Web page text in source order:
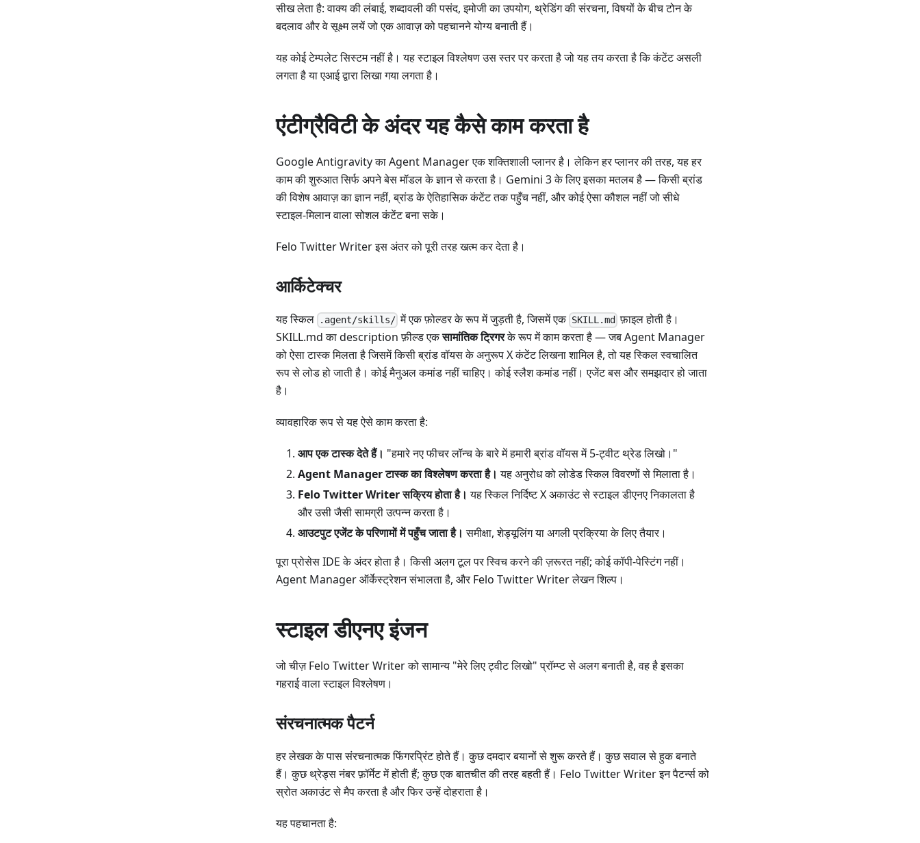
सीख लेता है: वाक्य की लंबाई, शब्दावली की पसंद, इमोजी का उपयोग, थ्रेडिंग की संरचना, विषयों के बीच टोन के
बदलाव और वे सूक्ष्म लयें जो एक आवाज़ को पहचानने योग्य बनाती हैं।
यह कोई टेम्पलेट सिस्टम नहीं है। यह स्टाइल विश्लेषण उस स्तर पर करता है जो यह तय करता है कि कंटेंट असली
लगता है या एआई द्वारा लिखा गया लगता है।
एंटीग्रैविटी के अंदर यह कैसे काम करता है
Google Antigravity का Agent Manager एक शक्तिशाली प्लानर है। लेकिन हर प्लानर की तरह, यह हर
काम की शुरुआत सिर्फ अपने बेस मॉडल के ज्ञान से करता है। Gemini 3 के लिए इसका मतलब है — किसी ब्रांड
की विशेष आवाज़ का ज्ञान नहीं, ब्रांड के ऐतिहासिक कंटेंट तक पहुँच नहीं, और कोई ऐसा कौशल नहीं जो सीधे
स्टाइल-मिलान वाला सोशल कंटेंट बना सके।
Felo Twitter Writer इस अंतर को पूरी तरह खत्म कर देता है।
आर्किटेक्चर
यह स्किल .agent/skills/ में एक फ़ोल्डर के रूप में जुड़ती है, जिसमें एक SKILL.md फ़ाइल होती है।
SKILL.md का description फ़ील्ड एकसामांतिक ट्रिगरके रूप में काम करता है — जब Agent Manager
को ऐसा टास्क मिलता है जिसमें किसी ब्रांड वॉयस के अनुरूप X कंटेंट लिखना शामिल है, तो यह स्किल स्वचालित
रूप से लोड हो जाती है। कोई मैनुअल कमांड नहीं चाहिए। कोई स्लैश कमांड नहीं। एजेंट बस और समझदार हो जाता
है।
व्यावहारिक रूप से यह ऐसे काम करता है:
आप एक टास्क देते हैं। "हमारे नए फीचर लॉन्च के बारे में हमारी ब्रांड वॉयस में 5-ट्वीट थ्रेड लिखो।"
Agent Manager टास्क का विश्लेषण करता है। यह अनुरोध को लोडेड स्किल विवरणों से मिलाता है।
Felo Twitter Writer सक्रिय होता है। यह स्किल निर्दिष्ट X अकाउंट से स्टाइल डीएनए निकालता है
और उसी जैसी सामग्री उत्पन्न करता है।
आउटपुट एजेंट के परिणामों में पहुँच जाता है। समीक्षा, शेड्यूलिंग या अगली प्रक्रिया के लिए तैयार।
पूरा प्रोसेस IDE के अंदर होता है। किसी अलग टूल पर स्विच करने की ज़रूरत नहीं; कोई कॉपी-पेस्टिंग नहीं।
Agent Manager ऑर्केस्ट्रेशन संभालता है, और Felo Twitter Writer लेखन शिल्प।
स्टाइल डीएनए इंजन
जो चीज़ Felo Twitter Writer को सामान्य "मेरे लिए ट्वीट लिखो" प्रॉम्प्ट से अलग बनाती है, वह है इसका
गहराई वाला स्टाइल विश्लेषण।
संरचनात्मक पैटर्न
हर लेखक के पास संरचनात्मक फिंगरप्रिंट होते हैं। कुछ दमदार बयानों से शुरू करते हैं। कुछ सवाल से हुक बनाते
हैं। कुछ थ्रेड्स नंबर फ़ॉर्मेट में होती हैं; कुछ एक बातचीत की तरह बहती हैं। Felo Twitter Writer इन पैटर्न्स को
स्रोत अकाउंट से मैप करता है और फिर उन्हें दोहराता है।
यह पहचानता है: